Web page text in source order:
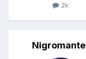
2k
Nigromante